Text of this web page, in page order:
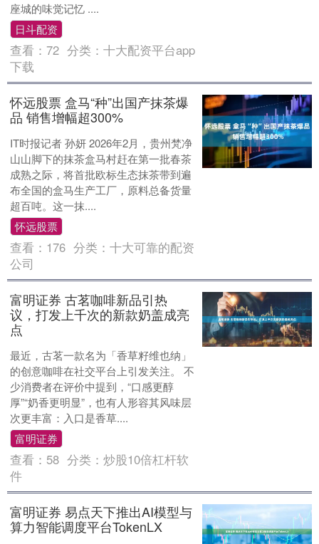
座城的味觉记忆 ....
日斗配资
查看：72 分类：十大配资平台app
下载
怀远股票 盒马“种”出国产抹茶爆
品 销售增幅超300%
IT时报记者 孙妍 2026年2月，贵州梵净
山山脚下的抹茶盒马村赶在第一批春茶
成熟之际，将首批欧标生态抹茶带到遍
布全国的盒马生产工厂，原料总备货量
超百吨。这一抹....
怀远股票
查看： 176 分类：十大可靠的配资
公司
富明证券 古茗咖啡新品引热
议，打发上千次的新款奶盖成亮
点
最近，古茗一款名为「香草籽维也纳」
的创意咖啡在社交平台上引发关注。 不
少消费者在评价中提到，“口感更醇
厚”“奶香更明显”，也有人形容其风味层
次更丰富：入口是香草....
富明证券
查看： 58 分类：炒股10倍杠杆软
件
富明证券 易点天下推出AI模型与
算力智能调度平台TokenLX